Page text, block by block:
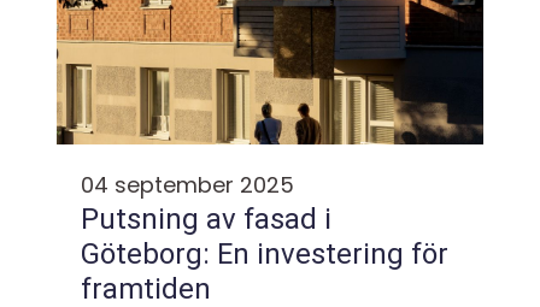
04 september 2025
Putsning av fasad i
Göteborg: En investering för
framtiden